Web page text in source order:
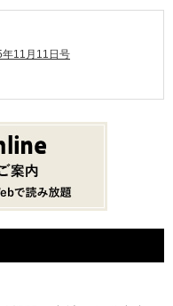
11月11日号